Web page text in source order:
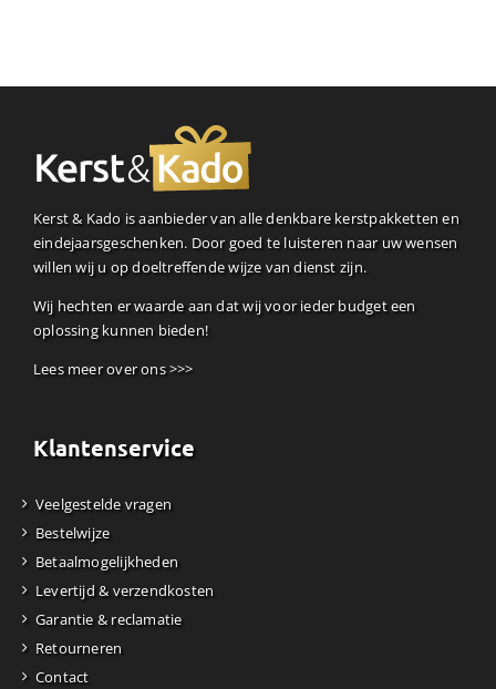
Kerst & Kado is aanbieder van alle denkbare kerstpakketten en
eindejaarsgeschenken. Door goed te luisteren naar uw wensen
willen wij u op doeltreffende wijze van dienst zijn.
Wij hechten er waarde aan dat wij voor ieder budget een
oplossing kunnen bieden!
Lees meer over ons >>>
Klantenservice
Veelgestelde vragen
Bestelwijze
Betaalmogelijkheden
Levertijd & verzendkosten
Garantie & reclamatie
Retourneren
Contact